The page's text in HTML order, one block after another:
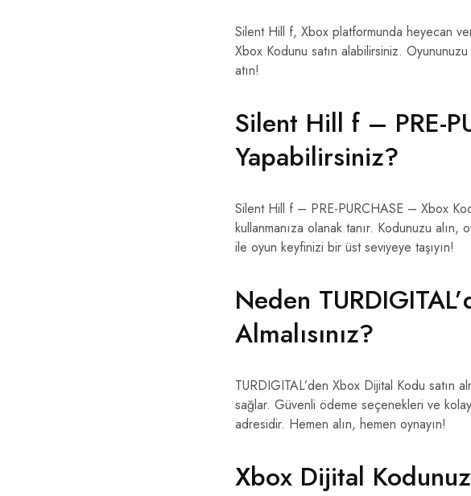
Silent Hill f, Xbox platformunda heyecan
Xbox Kodunu satın alabilirsiniz.
atın!
Silent Hill f – PRE-
Yapabilirsiniz?
Silent Hill f – PRE-PURCHASE – Xbox
kullanmanıza olanak tanır. Kodunuzu
ile oyun keyfinizi bir üst seviyeye taşıyın!
Neden
Almalısınız?
TURDIGITAL’den Xbox Dijital Kodu satın
sağlar. Güvenli ödeme seçenekleri ve kolay
adresidir. Hemen alın, hemen oynayın!
Xbox Dijital